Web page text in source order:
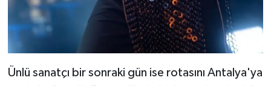
Ünlü sanatçı bir sonraki gün ise rotasını Antalya'ya